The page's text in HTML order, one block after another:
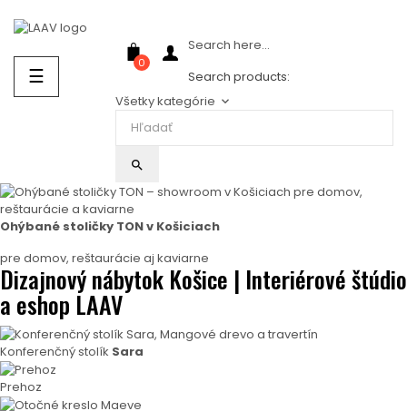
Prepnúť
navigáciu
☰
0
Search here...
Search products:
Všetky kategórie keyboard_arrow_down
search
Ohýbané stoličky TON v Košiciach
pre domov, reštaurácie aj kaviarne
Dizajnový nábytok Košice | Interiérové štúdio
a eshop LAAV
Konferenčný stolík Sara
Prehoz